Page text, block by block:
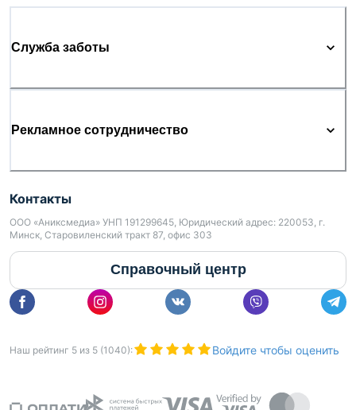
Служба заботы
Рекламное сотрудничество
Контакты
ООО «Аниксмедиа» УНП 191299645, Юридический адрес: 220053, г.
Минск, Старовиленский тракт 87, офис 303
Справочный центр
Наш рейтинг 5 из 5 (1040): Войдите чтобы оценить